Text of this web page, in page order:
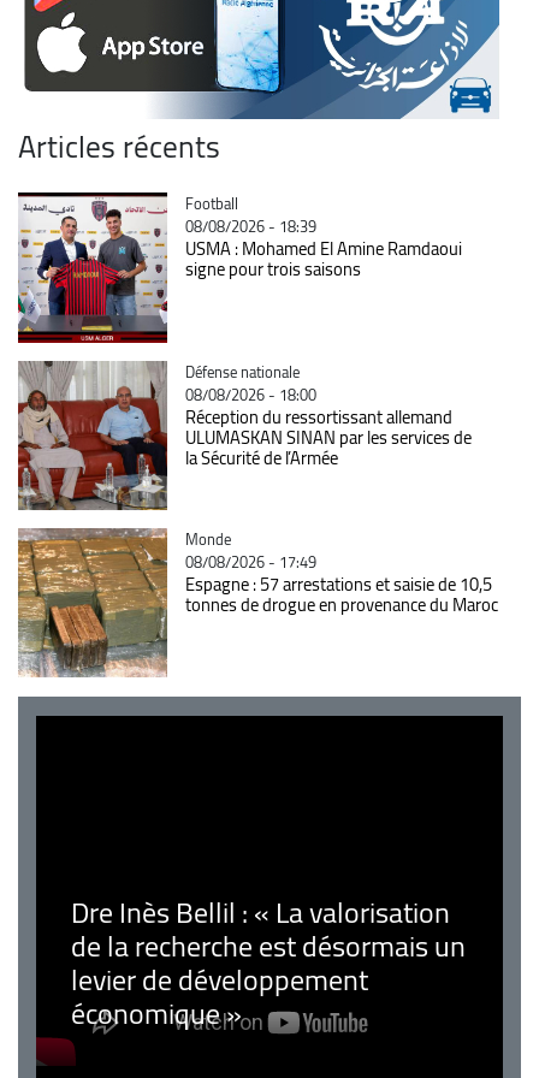
Articles récents
Catégorie
Football
08/08/2026 - 18:39
USMA : Mohamed El Amine Ramdaoui
signe pour trois saisons
Catégorie
Défense nationale
08/08/2026 - 18:00
Réception du ressortissant allemand
ULUMASKAN SINAN par les services de
la Sécurité de l’Armée
Catégorie
Monde
08/08/2026 - 17:49
Espagne : 57 arrestations et saisie de 10,5
tonnes de drogue en provenance du Maroc
Dre Inès Bellil : « La valorisation
de la recherche est désormais un
levier de développement
économique »